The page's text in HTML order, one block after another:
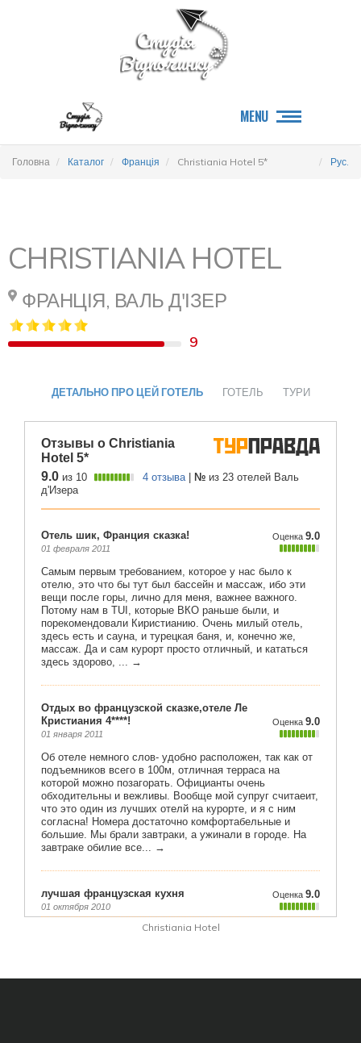
MENU
Головна Каталог Франція Christiania Hotel 5* Рус.
CHRISTIANIA HOTEL
ФРАНЦІЯ, ВАЛЬ Д'ІЗЕР
9
ДЕТАЛЬНО ПРО ЦЕЙ ГОТЕЛЬ ГОТЕЛЬ ТУРИ
Christiania Hotel